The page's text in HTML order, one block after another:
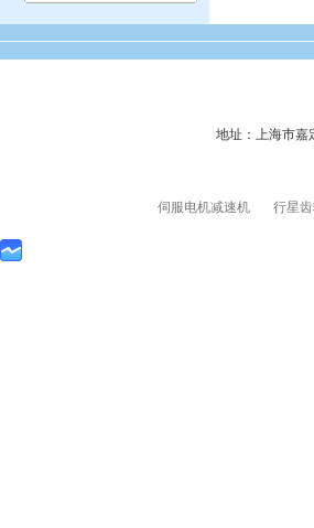
地址：上海市嘉
伺服电机减速机 行星